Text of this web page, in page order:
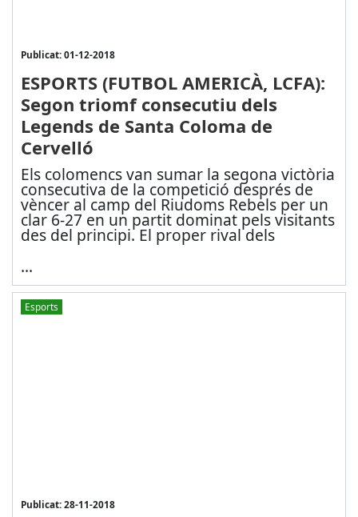
Publicat: 01-12-2018
ESPORTS (FUTBOL AMERICÀ, LCFA):
Segon triomf consecutiu dels
Legends de Santa Coloma de
Cervelló
Els colomencs van sumar la segona victòria
consecutiva de la competició després de
vèncer al camp del Riudoms Rebels per un
clar 6-27 en un partit dominat pels visitants
des del principi. El proper rival dels
...
Esports
Publicat: 28-11-2018